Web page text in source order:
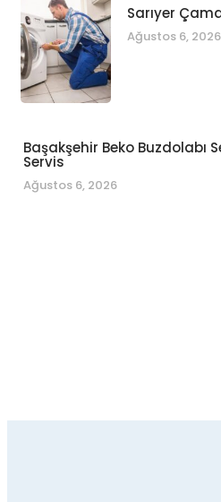
Sarıyer
Ağustos 6, 2026
Başakşehir Beko Buzdolabı
Servis
Ağustos 6, 2026